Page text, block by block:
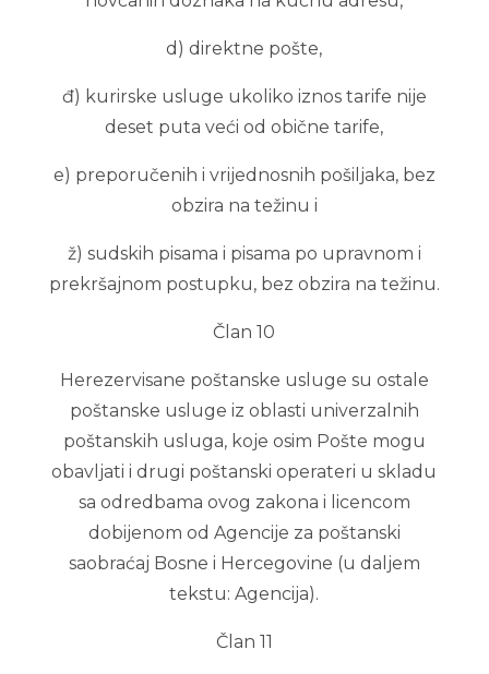
d) direktne pošte,
đ) kurirske usluge ukoliko iznos tarife nije
deset puta veći od obične tarife,
e) preporučenih i vrijednosnih pošiljaka, bez
obzira na težinu i
ž) sudskih pisama i pisama po upravnom i
prekršajnom postupku, bez obzira na težinu.
Član 10
Herezervisane poštanske usluge su ostale
poštanske usluge iz oblasti univerzalnih
poštanskih usluga, koje osim Pošte mogu
obavljati i drugi poštanski operateri u skladu
sa odredbama ovog zakona i licencom
dobijenom od Agencije za poštanski
saobraćaj Bosne i Hercegovine (u daljem
tekstu: Agencija).
Član 11